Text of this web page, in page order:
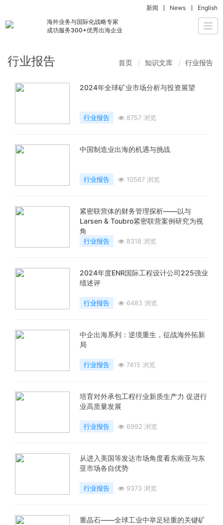
海外业务与国际化战略专家
成功服务300+优秀出海企业
新闻 News English
行业报告 首页 知识文库 行业报告
2024年全球矿业市场分析与投资展望
行业报告 8757 浏览
中国制造业出海的机遇与挑战
行业报告 10567 浏览
紧密联营体的财务管理探析——以与
Larsen & Toubro紧密联营案例研究为视
角
行业报告 8318 浏览
2024年度ENR国际工程设计公司225强业
绩述评
行业报告 6483 浏览
中企出海系列：逆境重生，征战海外拓新
局
行业报告 7415 浏览
培育对外承包工程行业新质生产力 促进行
业高质量发展
行业报告 6992 浏览
从进入美国等发达市场角度看东南亚与东
亚市场各自优势
行业报告 9373 浏览
重晶石——全球工业中举足轻重的关键矿